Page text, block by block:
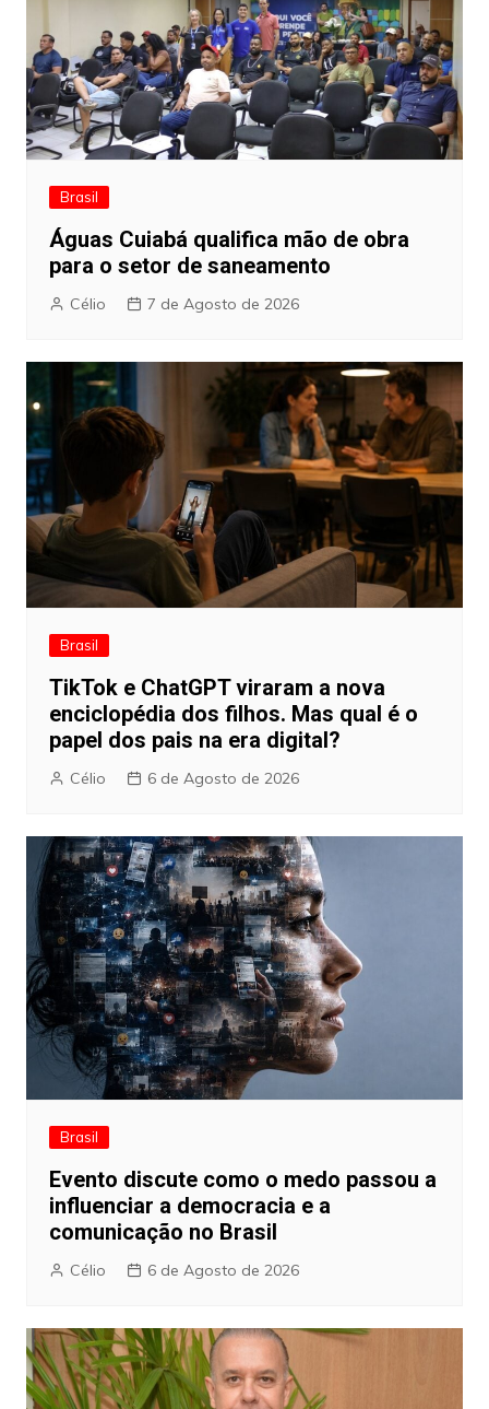
Brasil
Águas Cuiabá qualifica mão de obra
para o setor de saneamento
Célio 7 de Agosto de 2026
Brasil
TikTok e ChatGPT viraram a nova
enciclopédia dos filhos. Mas qual é o
papel dos pais na era digital?
Célio 6 de Agosto de 2026
Brasil
Evento discute como o medo passou a
influenciar a democracia e a
comunicação no Brasil
Célio 6 de Agosto de 2026